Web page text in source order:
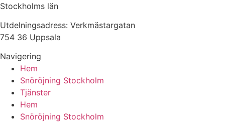
Stockholms län
Utdelningsadress: Verkmästargatan
754 36 Uppsala
Navigering
Hem
Snöröjning Stockholm
Tjänster
Hem
Snöröjning Stockholm